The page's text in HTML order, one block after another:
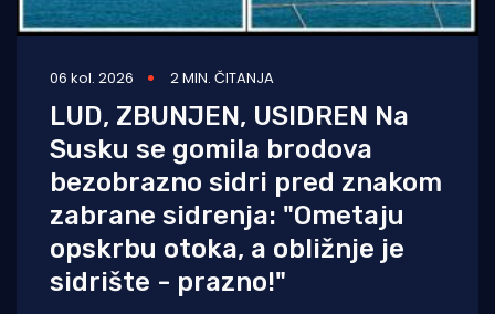
06 kol. 2026 2 MIN. ČITANJA
LUD, ZBUNJEN, USIDREN Na
Susku se gomila brodova
bezobrazno sidri pred znakom
zabrane sidrenja: "Ometaju
opskrbu otoka, a obližnje je
sidrište - prazno!"